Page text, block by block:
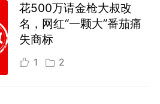
花500万请金枪大叔改
名，网红“一颗大”番茄痛
失商标
1 2